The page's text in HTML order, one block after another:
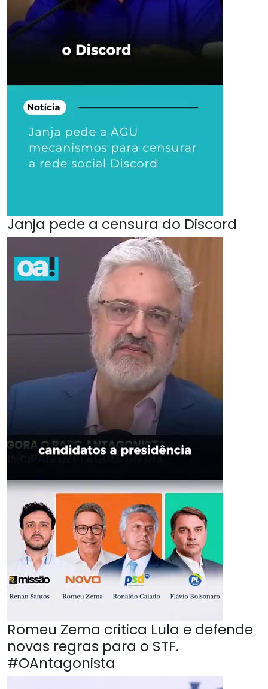
Janja pede a censura do Discord
Romeu Zema critica Lula e defende
novas regras para o STF.
#OAntagonista